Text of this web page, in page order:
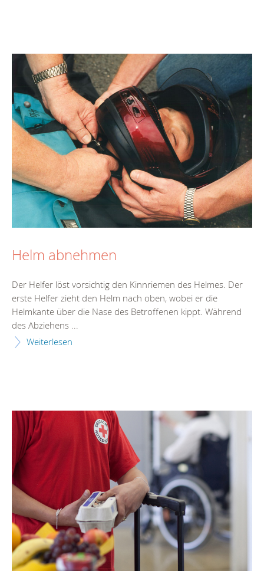
Helm abnehmen
Der Helfer löst vorsichtig den Kinnriemen des Helmes. Der
erste Helfer zieht den Helm nach oben, wobei er die
Helmkante über die Nase des Betroffenen kippt. Während
des Abziehens ...
Weiterlesen